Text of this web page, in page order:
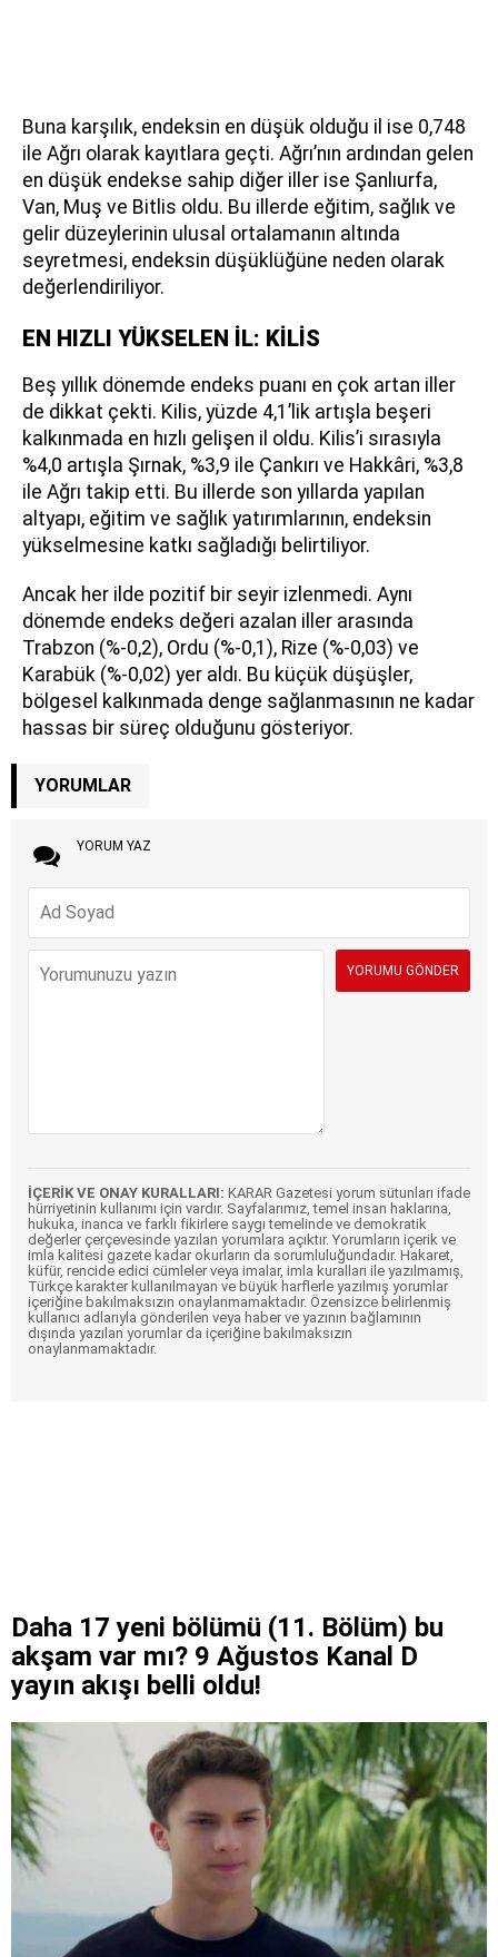
Buna karşılık, endeksin en düşük olduğu il ise 0,748
ile Ağrı olarak kayıtlara geçti. Ağrı’nın ardından gelen
en düşük endekse sahip diğer iller ise Şanlıurfa,
Van, Muş ve Bitlis oldu. Bu illerde eğitim, sağlık ve
gelir düzeylerinin ulusal ortalamanın altında
seyretmesi, endeksin düşüklüğüne neden olarak
değerlendiriliyor.
EN HIZLI YÜKSELEN İL: KİLİS
Beş yıllık dönemde endeks puanı en çok artan iller
de dikkat çekti. Kilis, yüzde 4,1’lik artışla beşeri
kalkınmada en hızlı gelişen il oldu. Kilis’i sırasıyla
%4,0 artışla Şırnak, %3,9 ile Çankırı ve Hakkâri, %3,8
ile Ağrı takip etti. Bu illerde son yıllarda yapılan
altyapı, eğitim ve sağlık yatırımlarının, endeksin
yükselmesine katkı sağladığı belirtiliyor.
Ancak her ilde pozitif bir seyir izlenmedi. Aynı
dönemde endeks değeri azalan iller arasında
Trabzon (%-0,2), Ordu (%-0,1), Rize (%-0,03) ve
Karabük (%-0,02) yer aldı. Bu küçük düşüşler,
bölgesel kalkınmada denge sağlanmasının ne kadar
hassas bir süreç olduğunu gösteriyor.
YORUMLAR
YORUM YAZ
İÇERİK VE ONAY KURALLARI: KARAR Gazetesi yorum sütunları ifade
hürriyetinin kullanımı için vardır. Sayfalarımız, temel insan haklarına,
hukuka, inanca ve farklı fikirlere saygı temelinde ve demokratik
değerler çerçevesinde yazılan yorumlara açıktır. Yorumların içerik ve
imla kalitesi gazete kadar okurların da sorumluluğundadır. Hakaret,
küfür, rencide edici cümleler veya imalar, imla kuralları ile yazılmamış,
Türkçe karakter kullanılmayan ve büyük harflerle yazılmış yorumlar
içeriğine bakılmaksızın onaylanmamaktadır. Özensizce belirlenmiş
kullanıcı adlarıyla gönderilen veya haber ve yazının bağlamının
dışında yazılan yorumlar da içeriğine bakılmaksızın
onaylanmamaktadır.
Daha 17 yeni bölümü (11. Bölüm) bu
akşam var mı? 9 Ağustos Kanal D
yayın akışı belli oldu!